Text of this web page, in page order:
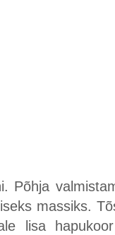
Põhja
massiks.
lisa